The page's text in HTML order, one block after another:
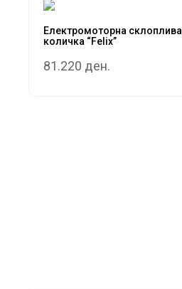
Електромоторна склоплива
количка “Felix”
81.220 ден.